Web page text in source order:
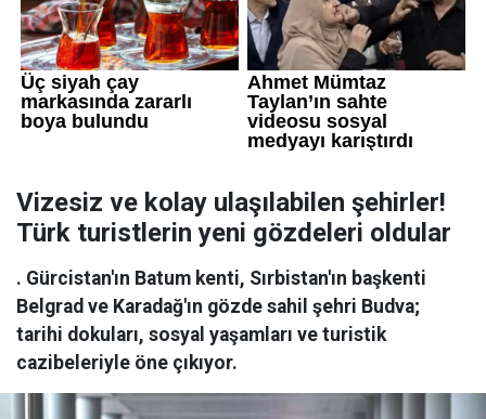
Vizesiz ve kolay ulaşılabilen şehirler!
Türk turistlerin yeni gözdeleri oldular
. Gürcistan'ın Batum kenti, Sırbistan'ın başkenti
Belgrad ve Karadağ'ın gözde sahil şehri Budva;
tarihi dokuları, sosyal yaşamları ve turistik
cazibeleriyle öne çıkıyor.